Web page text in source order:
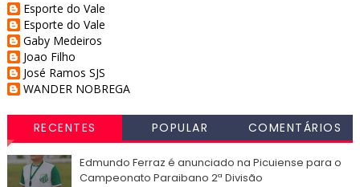
Esporte do Vale
Esporte do Vale
Gaby Medeiros
Joao Filho
José Ramos SJS
WANDER NOBREGA
RECENTES POPULAR COMENTÁRIOS
Edmundo Ferraz é anunciado na Picuiense para o
Campeonato Paraibano 2ª Divisão